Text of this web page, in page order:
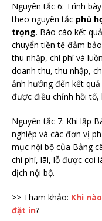
Nguyên tắc 6: Trình
theo nguyên tắc phù
trọng. Báo cáo kết
chuyển tiền tệ đảm
thu nhập, chi phí và
doanh thu, thu nhập,
ảnh hưởng đến kết
được điều chỉnh hồi tố,
Nguyên tắc 7: Khi lập
nghiệp và các đơn vị
mục nội bộ của Bảng
chi phí, lãi, lỗ được coi
dịch nội bộ.
>> Tham khảo: Khi
đặt in?